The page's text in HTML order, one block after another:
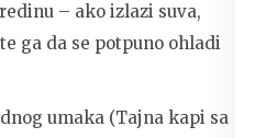
– ako izlazi suva,
ga da se potpuno ohladi
umaka (Tajna kapi sa